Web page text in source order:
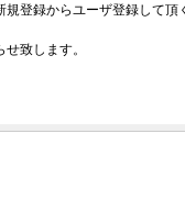
規登録からユーザ登録して
致します。